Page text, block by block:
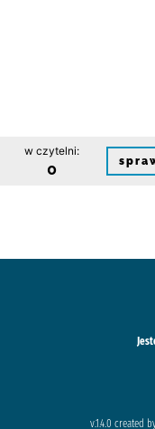
w czytelni:
0
v.1.4.0 created